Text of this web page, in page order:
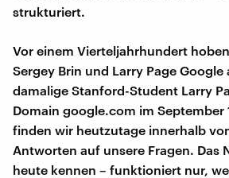
strukturiert.
Vor einem Vierteljahrhundert
Sergey Brin und Larry Page Google
damalige Stanford-Student Larry
Domain google.com im September
finden wir heutzutage innerhalb
Antworten auf unsere Fragen. Das
heute kennen – funktioniert nur,